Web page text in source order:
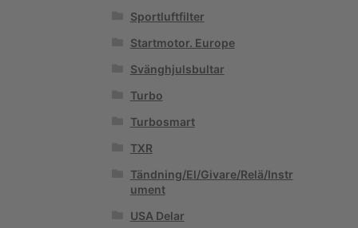
Sportluftfilter
Startmotor. Europe
Svänghjulsbultar
Turbo
Turbosmart
TXR
Tändning/El/Givare/Relä/Instr
ument
USA Delar